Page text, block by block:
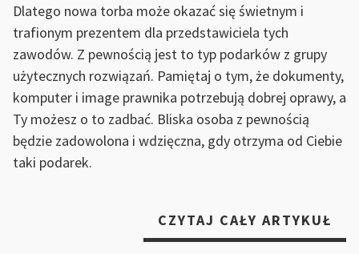
Dlatego nowa torba może okazać się świetnym i
trafionym prezentem dla przedstawiciela tych
zawodów. Z pewnością jest to typ podarków z grupy
użytecznych rozwiązań. Pamiętaj o tym, że dokumenty,
komputer i image prawnika potrzebują dobrej oprawy, a
Ty możesz o to zadbać. Bliska osoba z pewnością
będzie zadowolona i wdzięczna, gdy otrzyma od Ciebie
taki podarek.
CZYTAJ CAŁY ARTYKUŁ